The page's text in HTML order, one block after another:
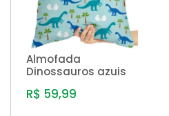
Almofada
Dinossauros azuis
R$ 59,99